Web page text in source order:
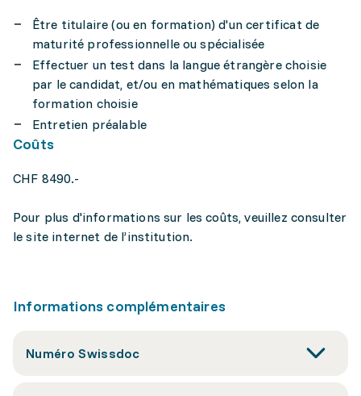
Être titulaire (ou en formation) d'un certificat de
maturité professionnelle ou spécialisée
Effectuer un test dans la langue étrangère choisie
par le candidat, et/ou en mathématiques selon la
formation choisie
Entretien préalable
Coûts
CHF 8490.-
Pour plus d'informations sur les coûts, veuillez consulter
le site internet de l’institution.
Informations complémentaires
Numéro Swissdoc